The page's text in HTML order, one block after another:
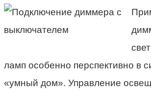
ламп особенно перспективно в
«умный дом». Управление